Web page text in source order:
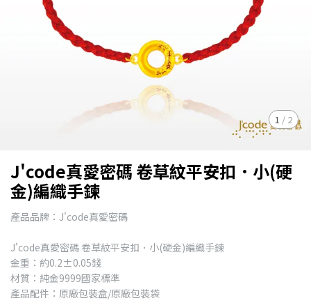
1 / 2
J'code真愛密碼 卷草紋平安扣．小(硬
金)編織手鍊
產品品牌：J'code真愛密碼
J'code真愛密碼 卷草紋平安扣．小(硬金)編織手鍊
金重：約0.2±0.05錢
材質：純金9999國家標準
產品配件：原廠包裝盒/原廠包裝袋